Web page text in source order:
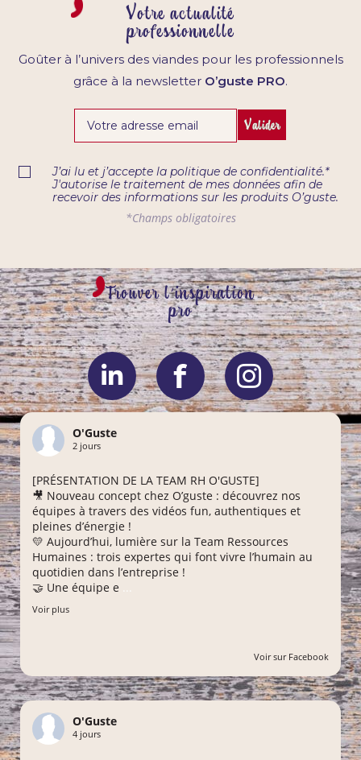
Votre actualité
professionnelle
Goûter à l’univers des viandes pour les professionnels
grâce à la newsletter O’guste PRO.
Valider
J’ai lu et j’accepte la politique de confidentialité.*
J'autorise le traitement de mes données afin de
recevoir des informations sur les produits O’guste.
*Champs obligatoires
Trouver l'inspiration
pro
O'Guste
2 jours
[PRÉSENTATION DE LA TEAM RH O'GUSTE]
🎥 Nouveau concept chez O’guste : découvrez nos
équipes à travers des vidéos fun, authentiques et
pleines d’énergie !
💛 Aujourd’hui, lumière sur la Team Ressources
Humaines : trois expertes qui font vivre l’humain au
quotidien dans l’entreprise !
🤝 Une équipe e ...
Voir plus
Voir sur Facebook
O'Guste
4 jours